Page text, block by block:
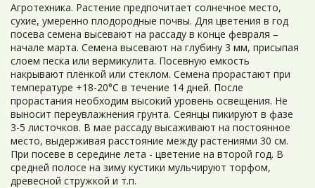
Агротехника. Растение предпочитает солнечное место,
сухие, умеренно плодородные почвы. Для цветения в год
посева семена высевают на рассаду в конце февраля –
начале марта. Семена высевают на глубину 3 мм, присыпая
слоем песка или вермикулита. Посевную емкость
накрывают плёнкой или стеклом. Семена прорастают при
температуре +18-20°С в течение 14 дней. После
прорастания необходим высокий уровень освещения. Не
выносит переувлажнения грунта. Сеянцы пикируют в фазе
3-5 листочков. В мае рассаду высаживают на постоянное
место, выдерживая расстояние между растениями 30 см.
При посеве в середине лета - цветение на второй год. В
средней полосе на зиму кустики мульчируют торфом,
древесной стружкой и т.п.